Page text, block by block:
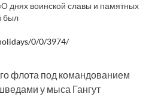
днях воинской славы и памятных
был
0/0/3974/
флота под командованием
у мыса Гангут